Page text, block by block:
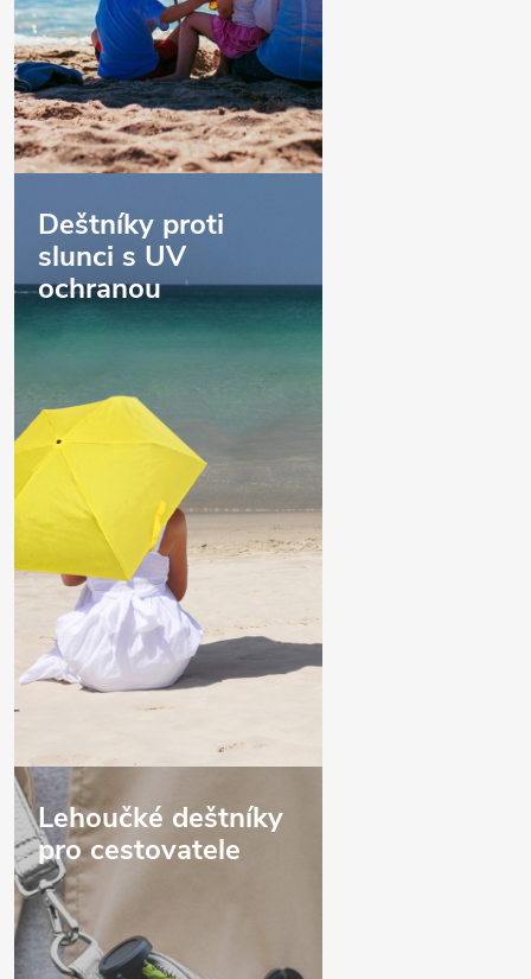
Deštníky proti
slunci s UV
ochranou
Lehoučké deštníky
pro cestovatele